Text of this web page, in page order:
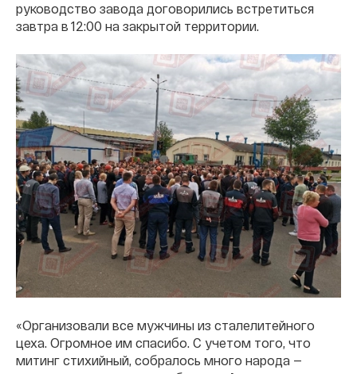
руководство завода договорились встретиться
завтра в 12:00 на закрытой территории.
«Организовали все мужчины из сталелитейного
цеха. Огромное им спасибо. С учетом того, что
митинг стихийный, собралось много народа —